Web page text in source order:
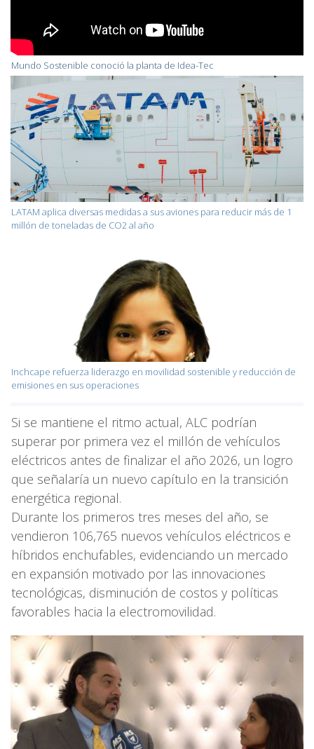
Mundo Sostenible conoció la planta de Idea-Tec
LATAM aplica diversas medidas a sus aviones para reducir más de 1
millón de toneladas de CO2 al año
Inchcape refuerza liderazgo en movilidad sostenible y reducción de
emisiones en sus operaciones
Si se mantiene el ritmo actual, ALC podrían
superar por primera vez el millón de vehículos
eléctricos antes de finalizar el año 2026, un logro
que señalaría un nuevo capítulo en la transición
energética regional.
Durante los primeros tres meses del año, se
vendieron 106,765 nuevos vehículos eléctricos e
híbridos enchufables, evidenciando un mercado
en expansión motivado por las innovaciones
tecnológicas, disminución de costos y políticas
favorables hacia la electromovilidad.